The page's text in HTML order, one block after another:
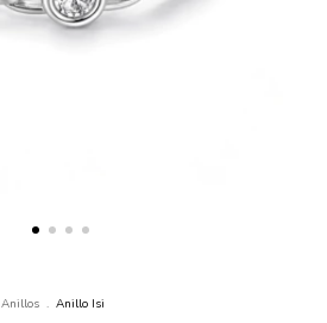
Anillos . Anillo Isi